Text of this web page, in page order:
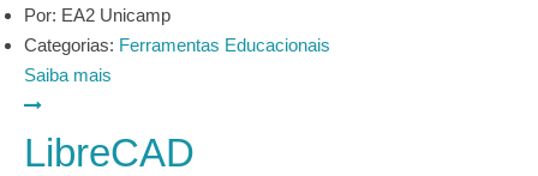
Por: EA2 Unicamp
Categorias: Ferramentas Educacionais
Saiba mais
LibreCAD